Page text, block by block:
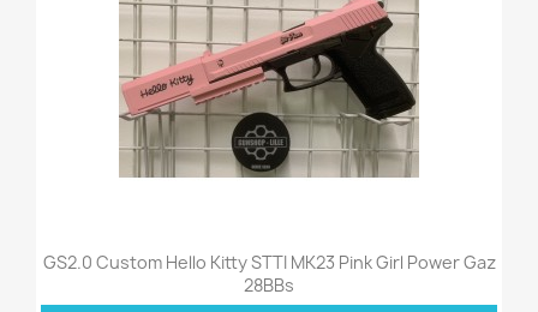
GS2.0 Custom Hello Kitty STTI MK23 Pink Girl Power Gaz
28BBs